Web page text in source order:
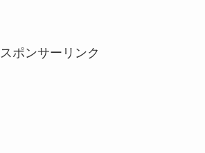
スポンサーリンク